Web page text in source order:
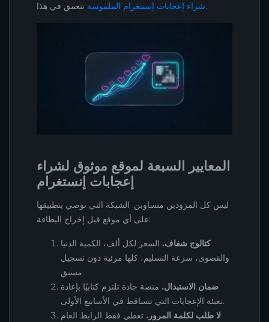
شراء إعجابات إنستغرام الملموسةتتعمق في هذا.
المعايير السبعة لموقع موثوق لشراء
إعجابات إنستغرام
ليس كل المزودين متساوين. الشبكة التي نوصي بتطبيقها
على أي موقع قبل إخراج البطاقة:
كتالوج شفاف. السعر لكل ألف، الكمية الدنيا
والقصوى، سرعة التسليم، كلها مرئية دون تسجيل
مسبق.
ضمان الاستبدال. منصة جادة تلتزم كتابيًا بإعادة
تعبئة الإعجابات التي تتساقط في الأسابيع الأولى.
لا طلب لكلمة المرور. تعطي فقط الرابط العام